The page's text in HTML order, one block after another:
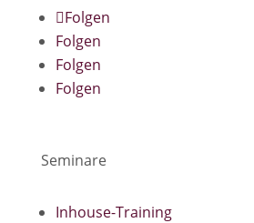
Folgen
Folgen
Folgen
Folgen
Seminare
Inhouse-Training